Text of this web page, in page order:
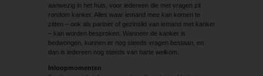
aanwezig in het huis, voor iedereen die met vragen zit
rondom kanker. Alles waar iemand mee kan komen te
zitten – ook als partner of gezinslid van iemand met kanker
– kan worden besproken. ­Wanneer de kanker is
bedwongen, kunnen er nog steeds vragen bestaan, en
dan is iedereen nog steeds van harte welkom.
Inloopmomenten